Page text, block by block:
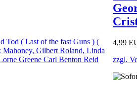
4,99
zzgl.